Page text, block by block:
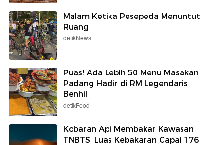
Malam Ketika Pesepeda Menuntut
Ruang
detikNews
Puas! Ada Lebih 50 Menu Masakan
Padang Hadir di RM Legendaris
Benhil
detikFood
Kobaran Api Membakar Kawasan
TNBTS, Luas Kebakaran Capai 176